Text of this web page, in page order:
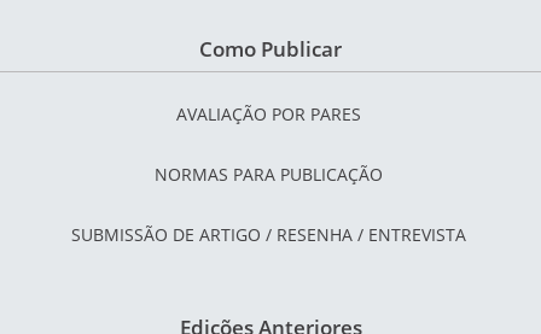
Como Publicar
AVALIAÇÃO POR PARES
NORMAS PARA PUBLICAÇÃO
SUBMISSÃO DE ARTIGO / RESENHA / ENTREVISTA
Edições Anteriores